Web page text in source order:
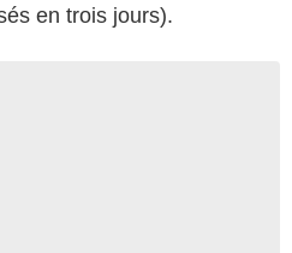
en trois jours).